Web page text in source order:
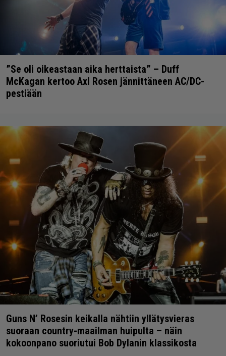
”Se oli oikeastaan aika herttaista” – Duff
McKagan kertoo Axl Rosen jännittäneen AC/DC-
pestiään
Guns N’ Rosesin keikalla nähtiin yllätysvieras
suoraan country-maailman huipulta – näin
kokoonpano suoriutui Bob Dylanin klassikosta